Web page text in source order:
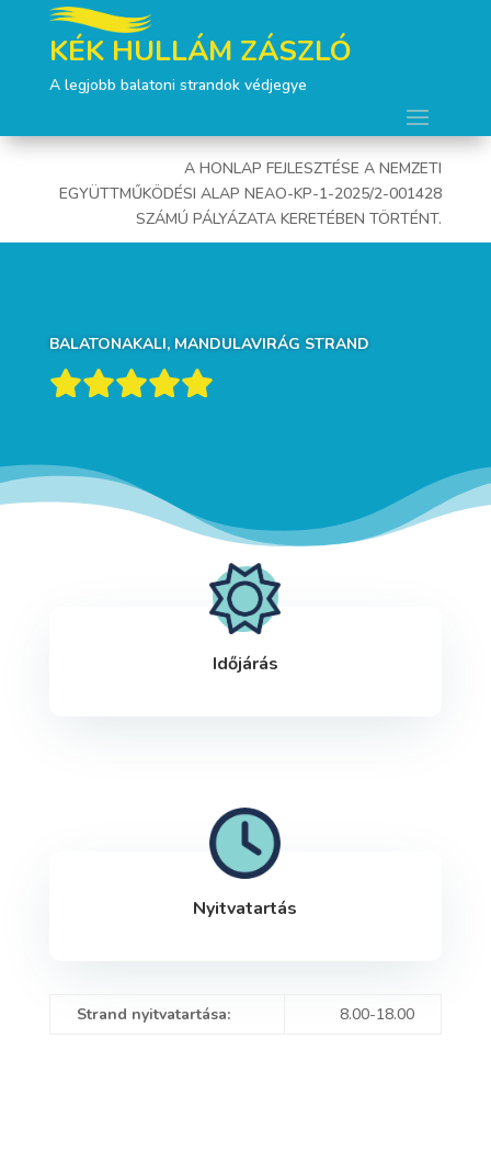
KÉK HULLÁM ZÁSZLÓ
A legjobb balatoni strandok védjegye
A HONLAP FEJLESZTÉSE A NEMZETI
EGYÜTTMŰKÖDÉSI ALAP NEAO-KP-1-2025/2-001428
SZÁMÚ PÁLYÁZATA KERETÉBEN TÖRTÉNT.
BALATONAKALI, MANDULAVIRÁG STRAND
Időjárás
Nyitvatartás
Strand nyitvatartása: 8.00-18.00